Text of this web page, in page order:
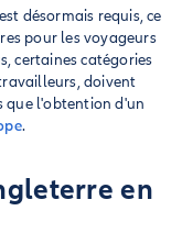
désormais requis, ce
pour les voyageurs
certaines catégories
doivent
que l'obtention d'un
.
en